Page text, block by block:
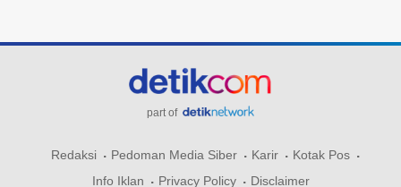
part of
Redaksi Pedoman Media Siber Karir
Kotak Pos
Info Iklan
Privacy Policy Disclaimer